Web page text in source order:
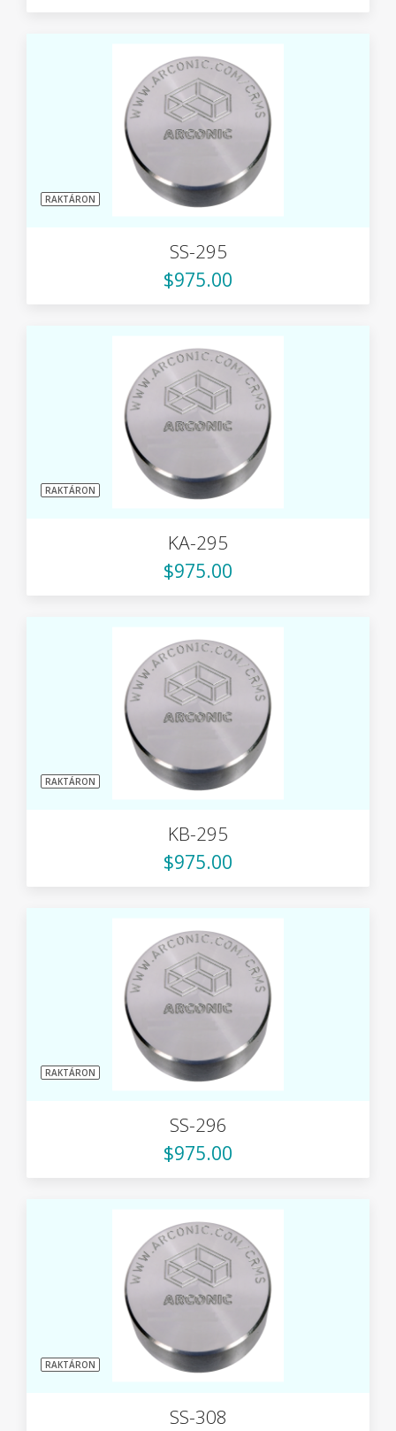
RAKTÁRON
SS-295
$975.00
RAKTÁRON
KA-295
$975.00
RAKTÁRON
KB-295
$975.00
RAKTÁRON
SS-296
$975.00
RAKTÁRON
SS-308